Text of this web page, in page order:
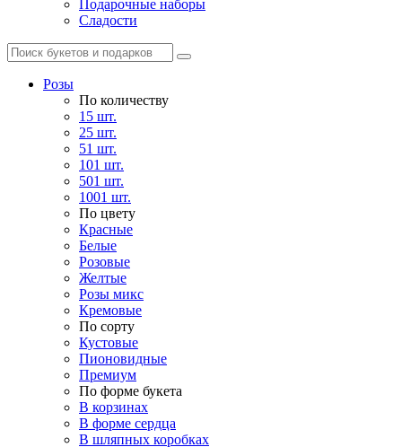
Подарочные наборы
Сладости
Розы
По количеству
15 шт.
25 шт.
51 шт.
101 шт.
501 шт.
1001 шт.
По цвету
Красные
Белые
Розовые
Желтые
Розы микс
Кремовые
По сорту
Кустовые
Пионовидные
Премиум
По форме букета
В корзинах
В форме сердца
В шляпных коробках